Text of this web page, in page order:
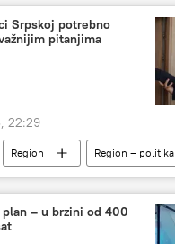
Srpskoj potrebno
pitanjima
22:29
Region
Region – politika
– u brzini od 400